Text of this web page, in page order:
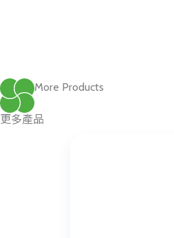
More Products
更多產品